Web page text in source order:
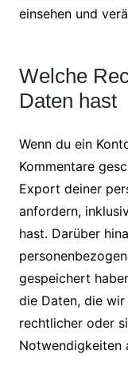
einsehen und
Welche
Daten hast
Wenn du ein
Kommentare
Export deiner
anfordern,
hast. Darüber
gespeichert
die Daten, die
rechtlicher oder
Notwendigkeiten